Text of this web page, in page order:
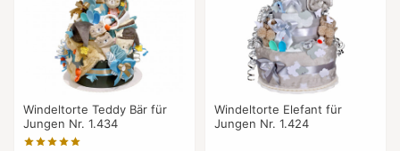
Windeltorte Teddy Bär für
Jungen Nr. 1.434
Windeltorte Elefant für
Jungen Nr. 1.424